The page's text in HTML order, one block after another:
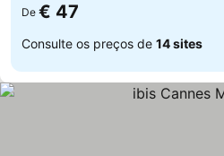
De € 47
Consulte os preços de 14 sites